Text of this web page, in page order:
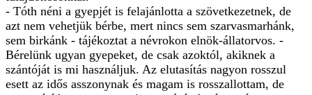
- Tóth néni a gyepjét is felajánlotta a szövetkezetnek, de
azt nem vehetjük bérbe, mert nincs sem szarvasmarhánk,
sem birkánk - tájékoztat a névrokon elnök-állatorvos. -
Bérelünk ugyan gyepeket, de csak azoktól, akiknek a
szántóját is mi használjuk. Az elutasítás nagyon rosszul
esett az idős asszonynak és magam is rosszallottam, de